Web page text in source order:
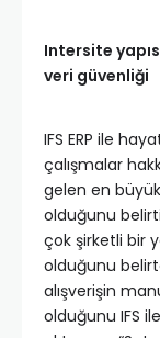
Intersite
veri güvenliği
IFS ERP ile
çalışmalar
gelen en büyük
olduğunu
çok şirketli bir
olduğunu
alışverişin
olduğunu IFS